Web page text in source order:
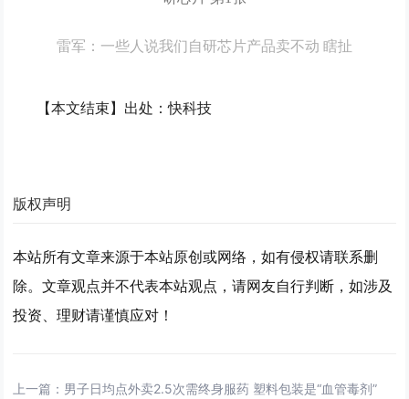
雷军：一些人说我们自研芯片产品卖不动 瞎扯
【本文结束】出处：快科技
版权声明
本站所有文章来源于本站原创或网络，如有侵权请联系删
除。文章观点并不代表本站观点，请网友自行判断，如涉及
投资、理财请谨慎应对！
上一篇： 男子日均点外卖2.5次需终身服药 塑料包装是“血管毒剂”